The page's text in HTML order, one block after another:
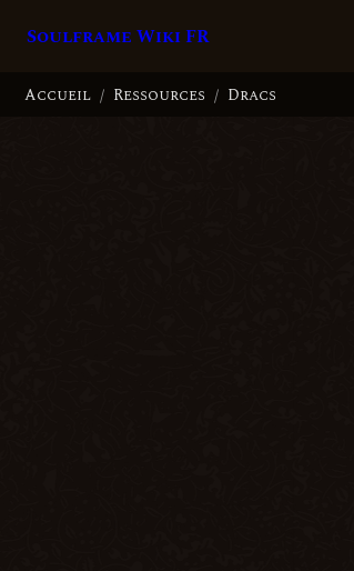
Soulframe Wiki FR
Accueil / Ressources / Dracs